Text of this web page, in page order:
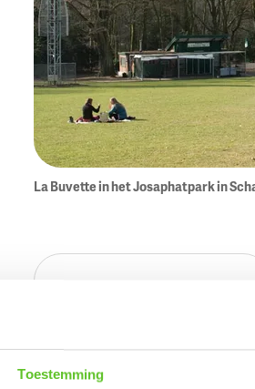
Toestemming
La Buvette in het Josaphatpark in
je graag met ons wil delen?
Stuur ons dan snel je tekst en